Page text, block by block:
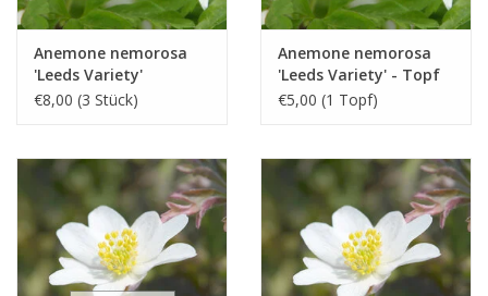
Anemone nemorosa
'Leeds Variety'
€8,00 (3 Stück)
Anemone nemorosa
'Leeds Variety' - Topf
€5,00 (1 Topf)